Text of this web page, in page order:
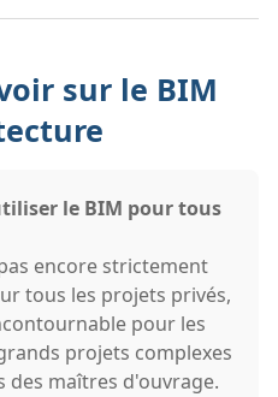
sur le BIM
le BIM pour tous
encore strictement
tous les projets privés,
pour les
projets complexes
des maîtres d'ouvrage.